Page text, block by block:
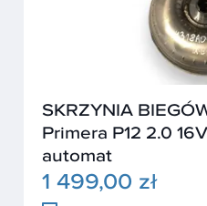
SKRZYNIA
Primera P12 2.0
automat
1 499,00 zł